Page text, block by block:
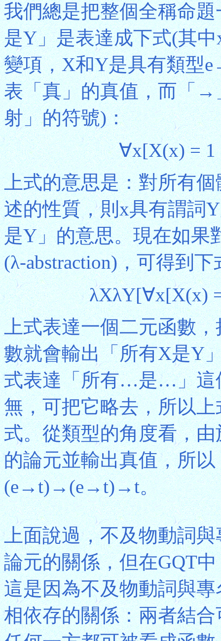
我們總是把整個全稱命
是Y」是表達成下式(其
變項，X和Y是具有類型
表「真」的真值，而「→
射」的符號)：
∀x[X(x) =
上式的意思是：對所有
述的性質，則x具有謂詞
是Y」的意思。現在如果
(λ-abstraction)，可得到下
上式表達一個二元函數
數就會輸出「所有X是Y
式表達「所有…是…」這
無，可把它略去，所以
式。從類型的角度看，
的論元並輸出真值，所
(e→t)→(e→t)→t。
上面說過，不及物動詞
論元的關係，但在GQT
這是因為不及物動詞與
相依存的關係：兩者結